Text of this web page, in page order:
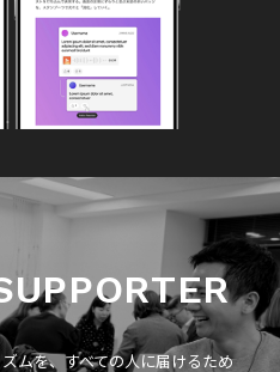
ムを、すべての人に届けるため